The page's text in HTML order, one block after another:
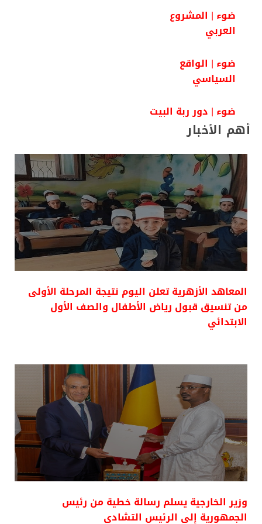
ضوء | المشروع
العربي
ضوء | الواقع
السياسي
ضوء | دور ربة البيت
أهم الأخبار
المعاهد الأزهرية تعلن اليوم نتيجة المرحلة الأولى
من تنسيق قبول رياض الأطفال والصف الأول
الابتدائي
وزير الخارجية يسلم رسالة خطية من رئيس
الجمهورية إلى الرئيس التشادي